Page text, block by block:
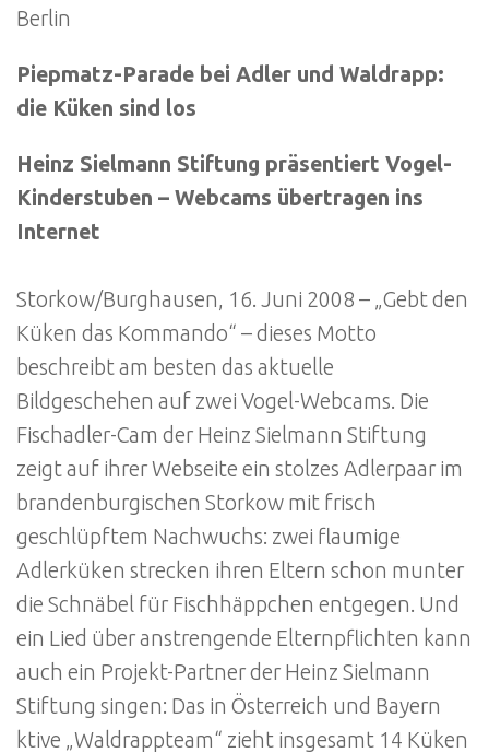
Berlin
Piepmatz-Parade bei Adler und Waldrapp:
die Küken sind los
Heinz Sielmann Stiftung präsentiert Vogel-
Kinderstuben – Webcams übertragen ins
Internet
Storkow/Burghausen, 16. Juni 2008 – „Gebt den
Küken das Kommando“ – dieses Motto
beschreibt am besten das aktuelle
Bildgeschehen auf zwei Vogel-Webcams. Die
Fischadler-Cam der Heinz Sielmann Stiftung
zeigt auf ihrer Webseite ein stolzes Adlerpaar im
brandenburgischen Storkow mit frisch
geschlüpftem Nachwuchs: zwei flaumige
Adlerküken strecken ihren Eltern schon munter
die Schnäbel für Fischhäppchen entgegen. Und
ein Lied über anstrengende Elternpflichten kann
auch ein Projekt-Partner der Heinz Sielmann
Stiftung singen: Das in Österreich und Bayern
ktive „Waldrappteam“ zieht insgesamt 14 Küken